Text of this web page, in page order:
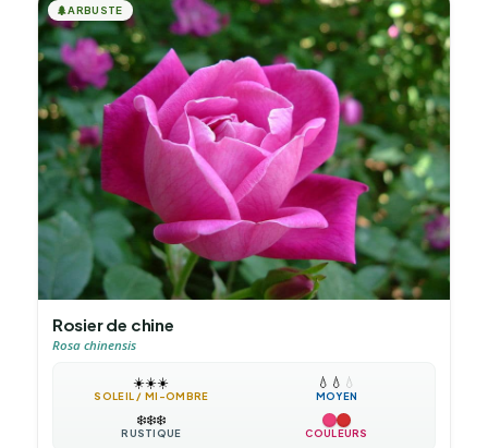
🌲ARBUSTE
Rosier de chine
Rosa chinensis
☀️☀️☀️
SOLEIL / MI-OMBRE
💧 💧 💧
MOYEN
❄️❄️❄️
RUSTIQUE COULEURS